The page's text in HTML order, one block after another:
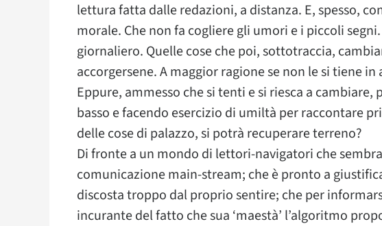
lettura fatta dalle redazioni, a distanza. E, spesso,
morale. Che non fa cogliere gli umori e i piccoli
giornaliero. Quelle cose che poi, sottotraccia,
accorgersene. A maggior ragione se non le si tiene
Eppure, ammesso che si tenti e si riesca a cambiare,
basso e facendo esercizio di umiltà per raccontare
delle cose di palazzo, si potrà recuperare terreno?
Di fronte a un mondo di lettori-navigatori che
comunicazione main-stream; che è pronto a
discosta troppo dal proprio sentire; che per
incurante del fatto che sua ‘maestà’ l’algoritmo